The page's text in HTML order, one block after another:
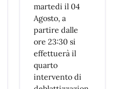
martedi il 04
Agosto, a
partire dalle
ore 23:30 si
effettuerà il
quarto
intervento di